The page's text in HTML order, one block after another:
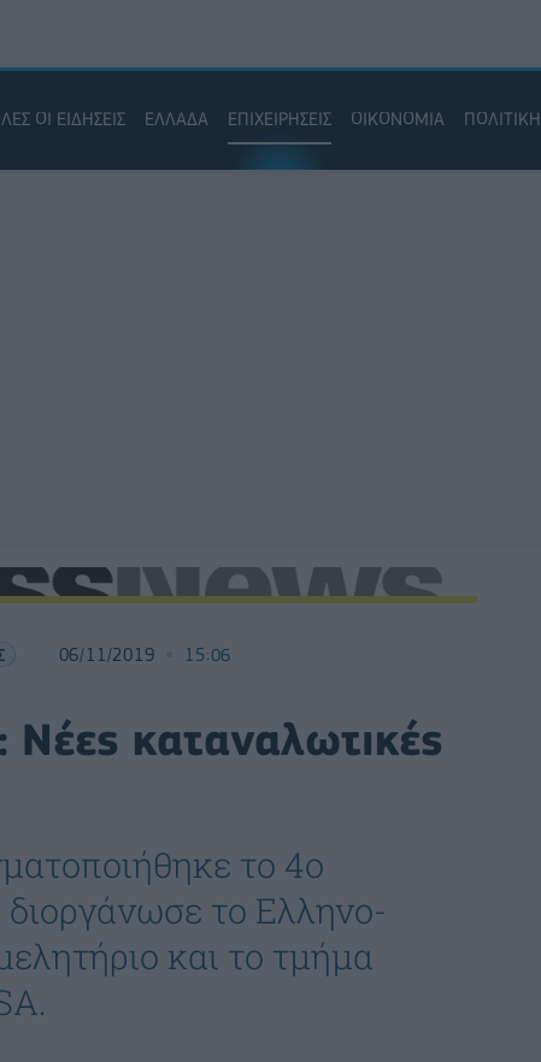
ΟΙ ΕΙΔΗΣΕΙΣ ΕΛΛΑΔΑ ΕΠΙΧΕΙΡΗΣΕΙΣ ΟΙΚΟΝΟΜΙΑ ΠΟΛΙΤΙΚΗ
06/11/2019 15:06
καταναλωτικές
το 4ο
το Ελληνο-
και το τμήμα